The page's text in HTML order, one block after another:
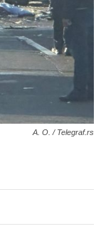
A. O. / Telegraf.rs